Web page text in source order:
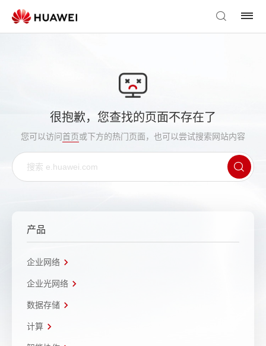
很抱歉，您查找的页面不存在了
您可以访问首页或下方的热门页面，也可以尝试搜索网站内容
产品
企业网络
企业光网络
数据存储
计算